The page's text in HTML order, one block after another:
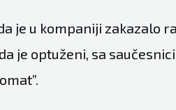
je u kompaniji zakazalo
je optuženi, sa